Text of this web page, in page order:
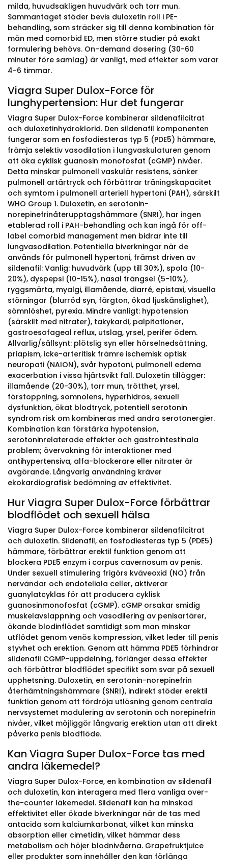
milda, huvudsakligen huvudvärk och torr mun.
Sammantaget stöder bevis duloxetin roll i PE-
behandling, som sträcker sig till denna kombination för
män med comorbid ED, men större studier på exakt
formulering behövs. On-demand dosering (30-60
minuter före samlag) är vanligt, med effekter som varar
4-6 timmar.
Viagra Super Dulox-Force för
lunghypertension: Hur det fungerar
Viagra Super Dulox-Force kombinerar sildenafilcitrat
och duloxetinhydroklorid. Den sildenafil komponenten
fungerar som en fosfodiesteras typ 5 (PDE5) hämmare,
främja selektiv vasodilation i lungvaskulaturen genom
att öka cyklisk guanosin monofosfat (cGMP) nivåer.
Detta minskar pulmonell vaskulär resistens, sänker
pulmonell artärtryck och förbättrar träningskapacitet
och symtom i pulmonell arteriell hypertoni (PAH), särskilt
WHO Group 1. Duloxetin, en serotonin-
norepinefrinåterupptagshämmare (SNRI), har ingen
etablerad roll i PAH-behandling och kan ingå för off-
label comorbid management men bidrar inte till
lungvasodilation. Potentiella biverkningar när de
används för pulmonell hypertoni, främst driven av
sildenafil: Vanlig: huvudvärk (upp till 30%), spola (10-
20%), dyspepsi (10-15%), nasal trängsel (5-10%),
ryggsmärta, myalgi, illamående, diarré, epistaxi, visuella
störningar (blurröd syn, färgton, ökad ljuskänslighet),
sömnlöshet, pyrexia. Mindre vanligt: hypotension
(särskilt med nitrater), takykardi, palpitationer,
gastroesofageal reflux, utslag, yrsel, perifer ödem.
Allvarlig/sällsynt: plötslig syn eller hörselnedsättning,
priapism, icke-arteritisk främre ischemisk optisk
neuropati (NAION), svår hypotoni, pulmonell edema
exacerbation i vissa hjärtsvikt fall. Duloxetin tillägger:
illamående (20-30%), torr mun, trötthet, yrsel,
förstoppning, somnolens, hyperhidros, sexuell
dysfunktion, ökat blodtryck, potentiell serotonin
syndrom risk om kombineras med andra serotonergier.
Kombination kan förstärka hypotension,
serotoninrelaterade effekter och gastrointestinala
problem; övervakning för interaktioner med
antihypertensiva, alfa-blockerare eller nitrater är
avgörande. Långvarig användning kräver
ekokardiografisk bedömning av effektivitet.
Hur Viagra Super Dulox-Force förbättrar
blodflödet och sexuell hälsa
Viagra Super Dulox-Force kombinerar sildenafilcitrat
och duloxetin. Sildenafil, en fosfodiesteras typ 5 (PDE5)
hämmare, förbättrar erektil funktion genom att
blockera PDE5 enzym i corpus cavernosum av penis.
Under sexuell stimulering frigörs kväveoxid (NO) från
nervändar och endoteliala celler, aktiverar
guanylatcyklas för att producera cyklisk
guanosinmonofosfat (cGMP). cGMP orsakar smidig
muskelavslappning och vasodilering av penisartärer,
ökande blodinflödet samtidigt som man minskar
utflödet genom venös kompression, vilket leder till penis
styvhet och erektion. Genom att hämma PDE5 förhindrar
sildenafil CGMP-uppdelning, förlänger dessa effekter
och förbättrar blodflödet specifikt som svar på sexuell
upphetsning. Duloxetin, en serotonin-norepinefrin
återhämtningshämmare (SNRI), indirekt stöder erektil
funktion genom att fördröja utlösning genom centrala
nervsystemet modulering av serotonin och norepinefrin
nivåer, vilket möjliggör långvarig erektion utan att direkt
påverka penis blodflöde.
Kan Viagra Super Dulox-Force tas med
andra läkemedel?
Viagra Super Dulox-Force, en kombination av sildenafil
och duloxetin, kan interagera med flera vanliga over-
the-counter läkemedel. Sildenafil kan ha minskad
effektivitet eller ökade biverkningar när de tas med
antacida som kalciumkarbonat, vilket kan minska
absorption eller cimetidin, vilket hämmar dess
metabolism och höjer blodnivåerna. Grapefruktjuice
eller produkter som innehåller den kan förlänga